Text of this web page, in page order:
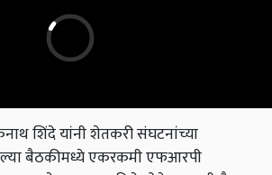
शिंदे यांनी शेतकरी संघटनांच्या
बैठकीमध्ये एकरकमी एफआरपी